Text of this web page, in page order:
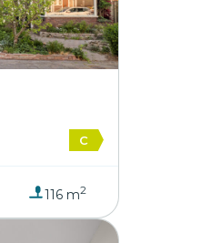
C
116 m2